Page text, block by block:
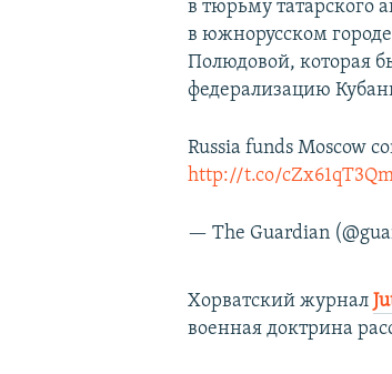
в тюрьму татарского
в южнорусском
Полюдовой, которая
федерализацию
Russia funds Moscow
http://t.co/
— The Guardian
Хорватский журнал
военная доктрина